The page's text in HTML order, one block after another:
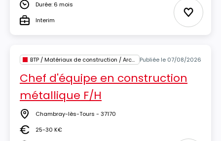
DuréeDurée: 6 mois
TypeInterim Ajouter
BTP / Matériaux de construction / Architecture Publiée le 07/08/2026
Chef d'équipe en construction
métallique F/H
Lieu Chambray-lès-Tours - 37170
Salaire25-30 K€